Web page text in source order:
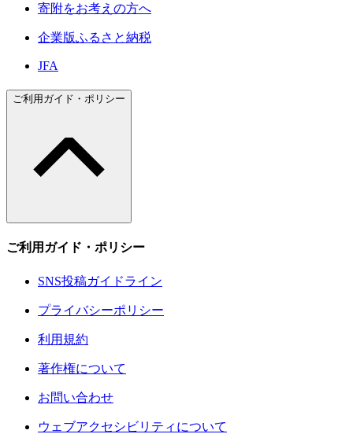
寄附をお考えの方へ
企業版ふるさと納税
JFA
ご利用ガイド・ポリシー
ご利用ガイド・ポリシー
SNS投稿ガイドライン
プライバシーポリシー
利用規約
著作権について
お問い合わせ
ウェブアクセシビリティについて